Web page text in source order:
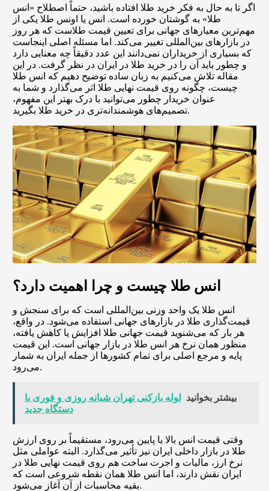
اگر تا به حال به فکر خرید طلا افتاده باشید، حتماً اصطلاح «انس
طلا» به گوشتان خورده است. انس یا اونس طلا یکی از
مهم‌ترین معیارهای جهانی برای تعیین قیمت طلاست که هر روز
در بازارهای بین‌المللی تغییر می‌کند. اما مسئله اصلی اینجاست
که بسیاری از خریداران نمی‌دانند این عدد دقیقاً چه معنایی دارد
و چطور باید آن را در خرید طلا در ایران در نظر گرفت. در این
مقاله تلاش می‌کنیم به زبان ساده توضیح دهیم که انس طلا
چیست، چگونه روی قیمت نهایی طلا اثر می‌گذارد و شما به
عنوان خریدار چطور می‌توانید با درک بهتر این مفهوم،
تصمیم‌های هوشمندانه‌تری در خرید طلا بگیرید.
انس طلا چیست و چرا اهمیت دارد؟
انس طلا یک واحد وزنی بین‌المللی است که برای سنجش و
قیمت‌گذاری طلا در بازارهای جهانی استفاده می‌شود. در واقع،
هر بار که می‌شنوید قیمت جهانی طلا افزایش یا کاهش یافته،
منظور همان نرخ هر انس طلا در بازار جهانی است. این قیمت
پایه و مرجع اصلی برای تمام کشورها از جمله ایران به شمار
می‌رود.
بیشتر بخوانید لوله بازکنی تهران شبانه روزی و فوری با
دستگاه جدید
وقتی قیمت انس بالا یا پایین می‌رود، مستقیماً بر روی ارزش
طلا در بازار داخلی ایران نیز تأثیر می‌گذارد. البته عواملی مثل
نرخ ارز، مالیات و اجرت ساخت هم روی قیمت نهایی طلا در
ایران نقش دارند، اما انس طلا همان نقطه شروعی است که
بقیه محاسبات از آن آغاز می‌شود.